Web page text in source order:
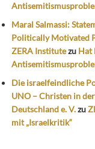
Maral Salmassi:
Politically Motivated
ZERA Institutezu Hat
Die israelfeindliche
UNO – Christen in
Deutschland e. V.zu
mit „Israelkritik“